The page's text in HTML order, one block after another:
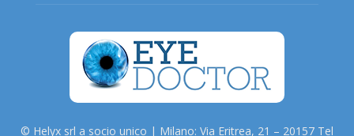
© Helyx srl a socio unico | Milano: Via Eritrea, 21 – 20157 Tel